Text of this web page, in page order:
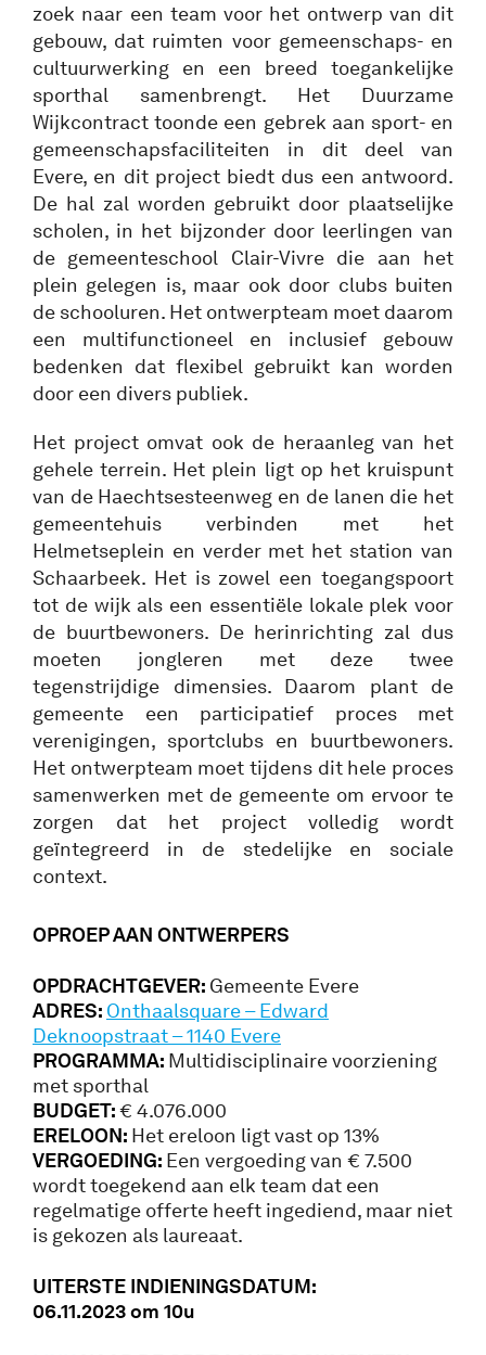
zoek naar een team voor het ontwerp van dit
gebouw, dat ruimten voor gemeenschaps- en
cultuurwerking en een breed toegankelijke
sporthal samenbrengt. Het Duurzame
Wijkcontract toonde een gebrek aan sport- en
gemeenschapsfaciliteiten in dit deel van
Evere, en dit project biedt dus een antwoord.
De hal zal worden gebruikt door plaatselijke
scholen, in het bijzonder door leerlingen van
de gemeenteschool Clair-Vivre die aan het
plein gelegen is, maar ook door clubs buiten
de schooluren. Het ontwerpteam moet daarom
een multifunctioneel en inclusief gebouw
bedenken dat flexibel gebruikt kan worden
door een divers publiek.
Het project omvat ook de heraanleg van het
gehele terrein. Het plein ligt op het kruispunt
van de Haechtsesteenweg en de lanen die het
gemeentehuis verbinden met het
Helmetseplein en verder met het station van
Schaarbeek. Het is zowel een toegangspoort
tot de wijk als een essentiële lokale plek voor
de buurtbewoners. De herinrichting zal dus
moeten jongleren met deze twee
tegenstrijdige dimensies. Daarom plant de
gemeente een participatief proces met
verenigingen, sportclubs en buurtbewoners.
Het ontwerpteam moet tijdens dit hele proces
samenwerken met de gemeente om ervoor te
zorgen dat het project volledig wordt
geïntegreerd in de stedelijke en sociale
context.
OPROEP AAN ONTWERPERS
OPDRACHTGEVER: Gemeente Evere
ADRES: Onthaalsquare – Edward
Deknoopstraat – 1140 Evere
PROGRAMMA: Multidisciplinaire voorziening
met sporthal
BUDGET:€ 4.076.000
ERELOON: Het ereloon ligt vast op 13%
VERGOEDING: Een vergoeding van € 7.500
wordt toegekend aan elk team dat een
regelmatige offerte heeft ingediend, maar niet
is gekozen als laureaat.
UITERSTE INDIENINGSDATUM:
06.11.2023 om 10u